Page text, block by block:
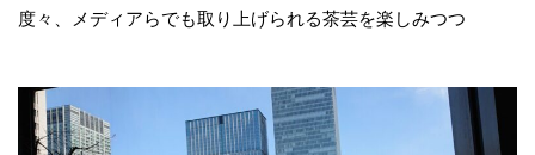
度々、メディアらでも取り上げられる茶芸を楽しみつつ